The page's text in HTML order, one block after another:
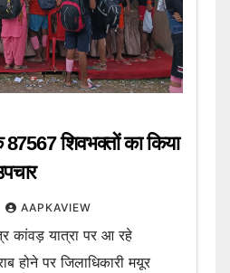
शिवभक्तों का किया
AAPKAVIEW
कांवड़ यात्रा पर आ रहे
होने पर जिलाधिकारी मयूर